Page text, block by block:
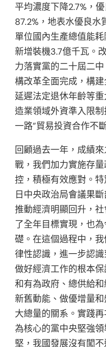
平均濃度下降2.7%，
87.2%，地表水優良水
單位國內生產總值能
新增裝機3.7億千瓦。
力落實黨的二十屆二
構改革全面完成，構
延遲法定退休年齡等
造業領域外資準入限
一路”貿易投資合作不
回顧過去一年，成績
戰，我們加力實施存
控，積極有效應對。
日中央政治局會議果
推動經濟明顯回升，
了全年目標實現，也
礎。在這個過程中，
律性認識，進一步認
做好經濟工作的根本
和有為政府、總供給
新舊動能、做優增量
大總量的關系。實踐
為核心的黨中央堅強
堅，我國發展沒有闖不